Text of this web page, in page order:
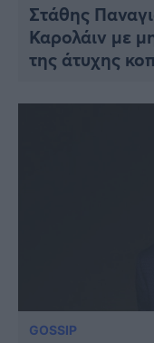
Στάθης
Καρολάιν με
της άτυχης
GOSSIP